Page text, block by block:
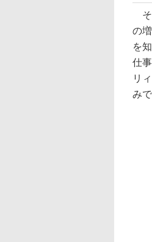
そ
の
を
仕
リ
みで